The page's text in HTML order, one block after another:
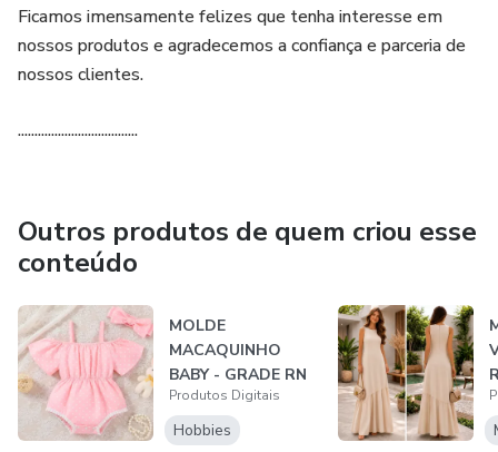
Ficamos imensamente felizes que tenha interesse em
nossos produtos e agradecemos a confiança e parceria de
nossos clientes.
....................................
Outros produtos de quem criou esse
conteúdo
MOLDE
MACAQUINHO
BABY - GRADE RN
A 4 ANOS
Produtos Digitais
Hobbies